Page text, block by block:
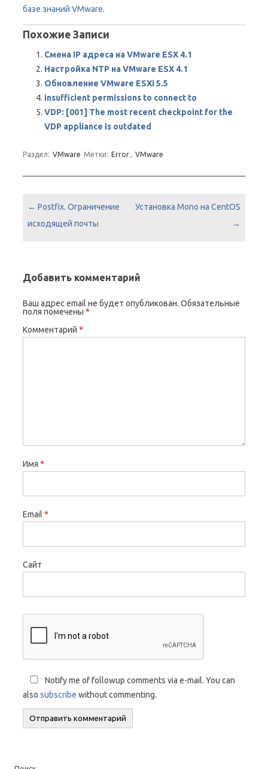
базе знаний VMware.
Похожие Записи
Смена IP адреса на VMware ESX 4.1
Настройка NTP на VMware ESX 4.1
Обновление VMware ESXi 5.5
insufficient permissions to connect to
VDP: [001] The most recent checkpoint for the
VDP appliance is outdated
Раздел: VMware Метки: Error, VMware
Навигация по записям
← Postfix. Ограничение
исходящей почты
Установка Mono на CentOS
→
Добавить комментарий
Ваш адрес email не будет опубликован. Обязательные
поля помечены *
Комментарий *
Имя *
Email *
Сайт
Notify me of followup comments via e-mail. You can
also subscribe without commenting.